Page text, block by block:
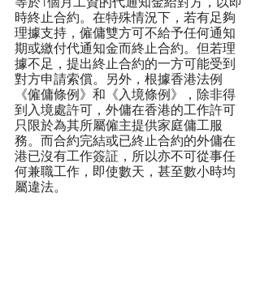
時終止合約。在特殊情況下，若有足夠
理據支持，僱傭雙方可不給予任何通知
期或繳付代通知金而終止合約。但若理
據不足，提出終止合約的一方可能受到
對方申請索償。另外，根據香港法例
《僱傭條例》和《入境條例》，除非得
到入境處許可，外傭在香港的工作許可
只限於為其所屬僱主提供家庭傭工服
務。而合約完結或已終止合約的外傭在
港已沒有工作簽証，所以亦不可從事任
何兼職工作，即使數天，甚至數小時均
屬違法。